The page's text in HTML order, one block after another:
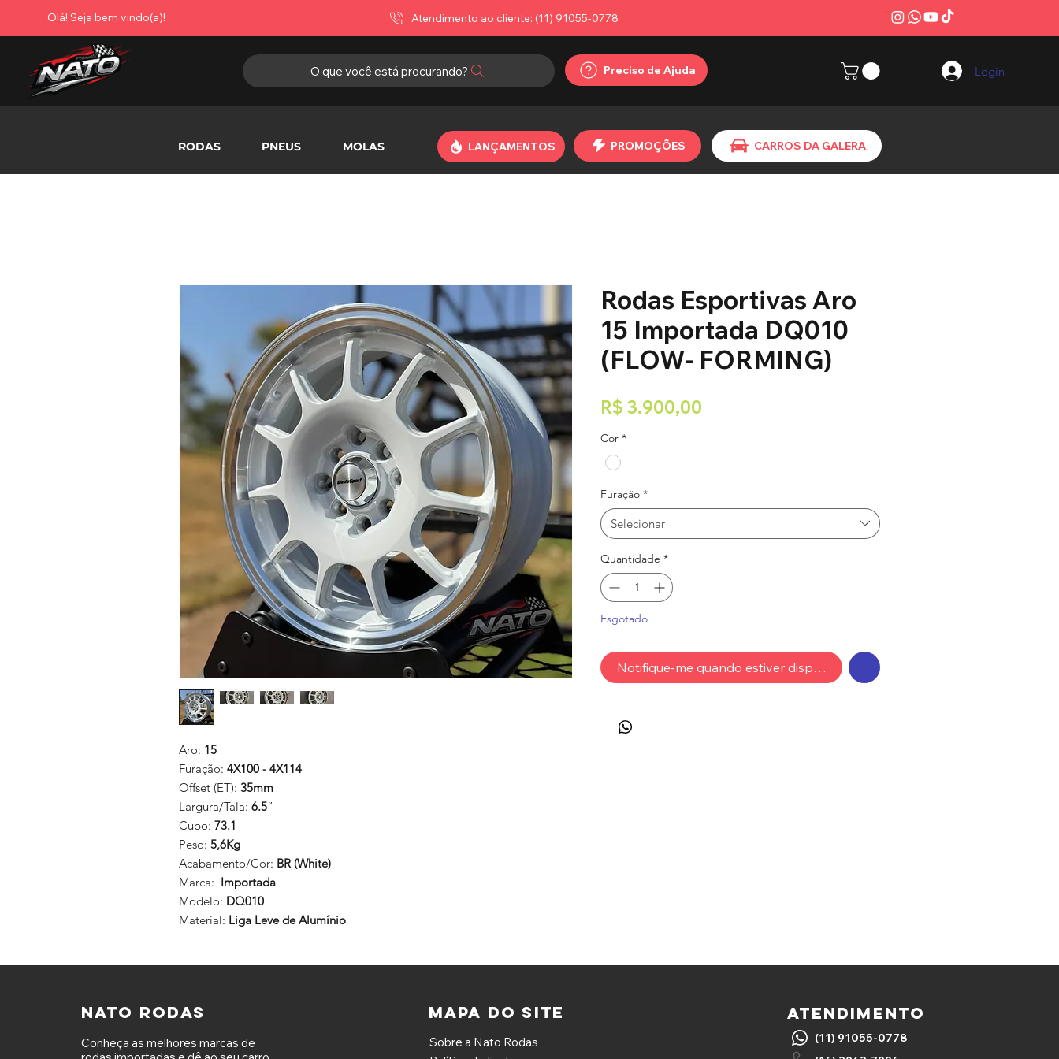
Olá! Seja bem vindo(a)! Atendimento ao cliente: (11) 91055-0778
O que você está procurando? Preciso de Ajuda Login
RODAS PNEUS MOLAS LANÇAMENTOS PROMOÇÕES CARROS DA GALERA
Aro: 15
Furação: 4X100 - 4X114
Offset (ET): 35mm
Largura/Tala: 6.5”
Cubo: 73.1
Peso: 5,6Kg
Acabamento/Cor: BR (White)
Marca: Importada
Modelo: DQ010
Material: Liga Leve de Alumínio
Rodas Esportivas Aro
15 Importada DQ010
(FLOW- FORMING)
R$ 3.900,00
Cor *
Furação *
Selecionar
Quantidade *
Esgotado
Notifique-me quando estiver disponível
NATO RODAS
Conheça as melhores marcas de
MAPA DO SITE
Sobre a Nato Rodas
ATENDIMENTO
(11) 91055-0778